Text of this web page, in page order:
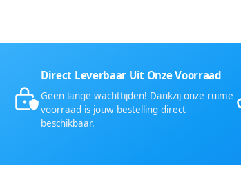
Direct Leverbaar Uit Onze Voorraad
Geen lange wachttijden! Dankzij onze ruime
voorraad is jouw bestelling direct
beschikbaar.